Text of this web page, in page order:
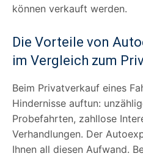
können verkauft werden.
Die Vorteile von
im Vergleich zum
Beim Privatverkauf eines
Hindernisse auftun:
Probefahrten, zahllose
Verhandlungen. Der
Ihnen all diesen Aufwand.